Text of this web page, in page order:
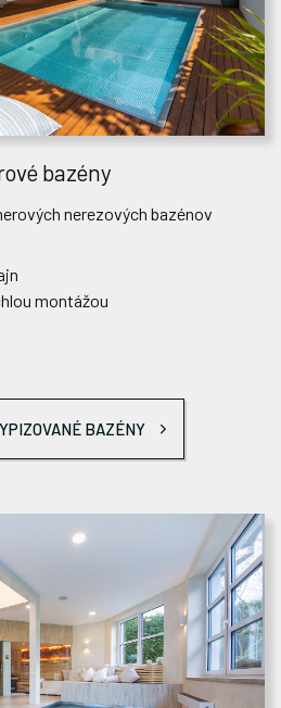
bazény
nerezových bazénov
montážou
BAZÉNY